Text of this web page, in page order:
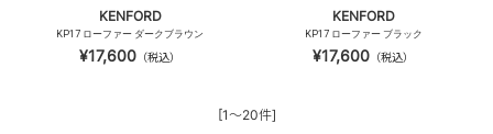
KENFORD
KP17 ローファー ダークブラウン
¥17,600 （税込）
KENFORD
KP17 ローファー ブラック
¥17,600 （税込）
[1～20件]